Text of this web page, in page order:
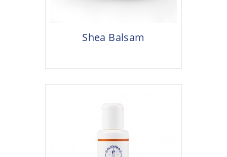
Shea Balsam